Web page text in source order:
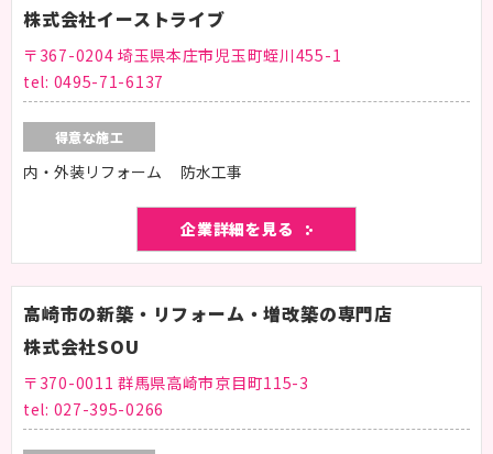
株式会社イーストライブ
〒367-0204 埼玉県本庄市児玉町蛭川455-1
tel: 0495-71-6137
得意な施工
内・外装リフォーム 防水工事
企業詳細を見る
高崎市の新築・リフォーム・増改築の専門店
株式会社SOU
〒370-0011 群馬県高崎市京目町115-3
tel: 027-395-0266